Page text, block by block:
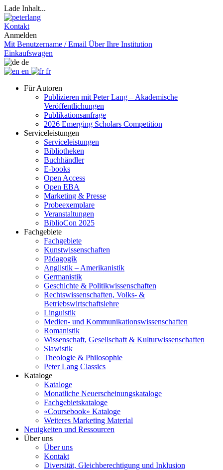
Lade Inhalt...
Kontakt
Anmelden
Mit Benutzername / Email Über Ihre Institution
Einkaufswagen
de
en
fr
Für Autoren
Publizieren mit Peter Lang – Akademische
Veröffentlichungen
Publikationsanfrage
2026 Emerging Scholars Competition
Serviceleistungen
Serviceleistungen
Bibliotheken
Buchhändler
E-books
Open Access
Open EBA
Marketing & Presse
Probeexemplare
Veranstaltungen
BiblioCon 2025
Fachgebiete
Fachgebiete
Kunstwissenschaften
Pädagogik
Anglistik – Amerikanistik
Germanistik
Geschichte & Politikwissenschaften
Rechtswissenschaften, Volks- &
Betriebswirtschaftslehre
Linguistik
Medien- und Kommunikationswissenschaften
Romanistik
Wissenschaft, Gesellschaft & Kulturwissenschaften
Slawistik
Theologie & Philosophie
Peter Lang Classics
Kataloge
Kataloge
Monatliche Neuerscheinungskataloge
Fachgebietskataloge
«Coursebook» Kataloge
Weiteres Marketing Material
Neuigkeiten und Ressourcen
Über uns
Über uns
Kontakt
Diversität, Gleichberechtigung und Inklusion